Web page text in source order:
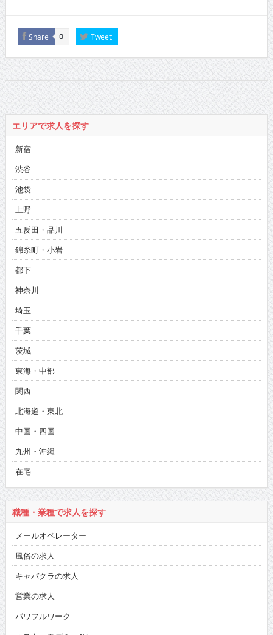
Share 0 Tweet
エリアで求人を探す
新宿
渋谷
池袋
上野
五反田・品川
錦糸町・小岩
都下
神奈川
埼玉
千葉
茨城
東海・中部
関西
北海道・東北
中国・四国
九州・沖縄
在宅
職種・業種で求人を探す
メールオペレーター
風俗の求人
キャバクラの求人
営業の求人
パワフルワーク